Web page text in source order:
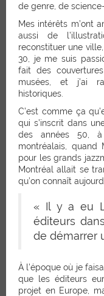
de genre, de
Mes intérêts m’ont
aussi de
reconstituer une
30, je me suis
fait des
musées, et j’ai
historiques.
C’est comme ça
qui s’inscrit dans
des années 50,
montréalais, quand
pour les grands
Montréal allait se
qu’on connaît
« Il y a eu
éditeurs
de démarrer
À l’époque où je
que les éditeurs
projet en Europe,